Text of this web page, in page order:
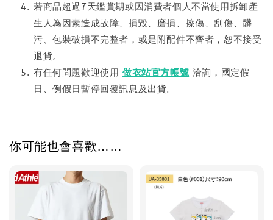
若商品超過7天鑑賞期或因消費者個人不當使用拆卸產
生人為因素造成故障、損毀、磨損、擦傷、刮傷、髒
污、包裝破損不完整者，或是附配件不齊者，恕不接受
退貨。
有任何問題歡迎使用 做衣站官方帳號 洽詢，國定假
日、例假日暫停回覆訊息及出貨。
你可能也會喜歡……